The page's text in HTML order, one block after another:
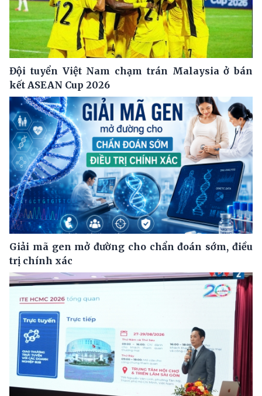
Đội tuyển Việt Nam chạm trán Malaysia ở bán
kết ASEAN Cup 2026
Giải mã gen mở đường cho chẩn đoán sớm, điều
trị chính xác